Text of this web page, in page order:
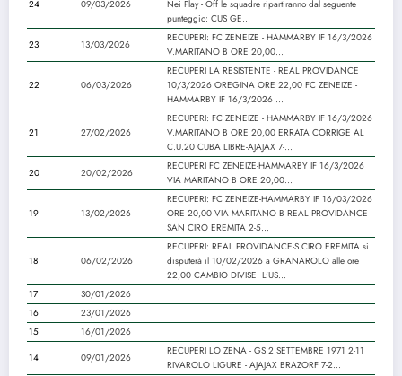
24 09/03/2026
Nei Play - Off le squadre ripartiranno dal seguente
punteggio: CUS GE...
23
13/03/2026
RECUPERI: FC ZENEIZE - HAMMARBY IF 16/3/2026
V.MARITANO B ORE 20,00...
22 06/03/2026
RECUPERI LA RESISTENTE - REAL PROVIDANCE
10/3/2026 OREGINA ORE 22,00 FC ZENEIZE -
HAMMARBY IF 16/3/2026 ...
21 27/02/2026
RECUPERI: FC ZENEIZE - HAMMARBY IF 16/3/2026
V.MARITANO B ORE 20,00 ERRATA CORRIGE AL
C.U.20 CUBA LIBRE-AJAJAX 7-...
20
20/02/2026
RECUPERI FC ZENEIZE-HAMMARBY IF 16/3/2026
VIA MARITANO B ORE 20,00...
19 13/02/2026
RECUPERI: FC ZENEIZE-HAMMARBY IF 16/03/2026
ORE 20,00 VIA MARITANO B REAL PROVIDANCE-
SAN CIRO EREMITA 2-5...
18 06/02/2026
RECUPERI: REAL PROVIDANCE-S.CIRO EREMITA si
disputerà il 10/02/2026 a GRANAROLO alle ore
22,00 CAMBIO DIVISE: L'US...
17
30/01/2026
16
23/01/2026
15
16/01/2026
14
09/01/2026
RECUPERI LO ZENA - GS 2 SETTEMBRE 1971 2-11
RIVAROLO LIGURE - AJAJAX BRAZORF 7-2...